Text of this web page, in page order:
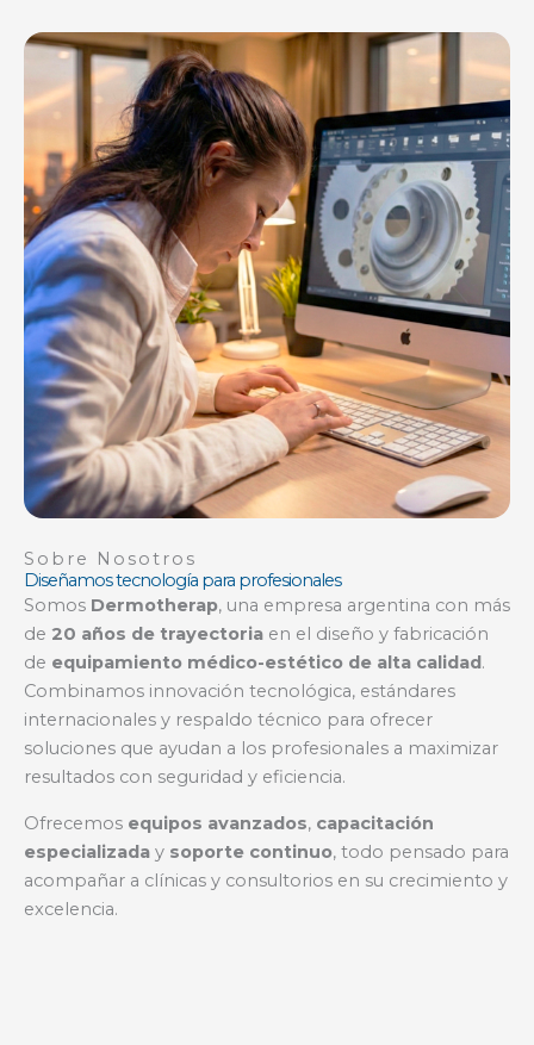
Sobre Nosotros
Diseñamos tecnología para profesionales
Somos Dermotherap, una empresa argentina con más
de 20 años de trayectoria en el diseño y fabricación
de equipamiento médico-estético de alta calidad.
Combinamos innovación tecnológica, estándares
internacionales y respaldo técnico para ofrecer
soluciones que ayudan a los profesionales a maximizar
resultados con seguridad y eficiencia.
Ofrecemos equipos avanzados, capacitación
especializada y soporte continuo, todo pensado para
acompañar a clínicas y consultorios en su crecimiento y
excelencia.